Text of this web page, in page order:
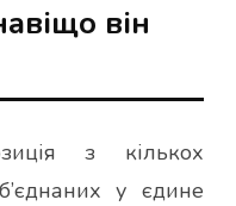
він
з кількох
у єдине